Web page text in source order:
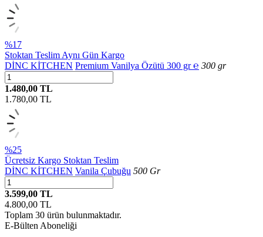
%17
Stoktan TeslimAynı Gün Kargo
DİNC KİTCHEN Premium Vanilya Özütü 300 gr ℮ 300 gr
1.480,00 TL
1.780,00 TL
%25
Ücretsiz Kargo Stoktan Teslim
DİNC KİTCHEN Vanila Çubuğu 500 Gr
3.599,00 TL
4.800,00 TL
Toplam 30 ürün bulunmaktadır.
E-Bülten Aboneliği